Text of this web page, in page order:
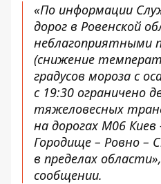
«По информации
дорог в Ровенской
неблагоприятными
(снижение
градусов мороза с
с 19:30 ограничено
тяжеловесных
на дорогах М06
Городище – Ровно –
в пределах
сообщении.